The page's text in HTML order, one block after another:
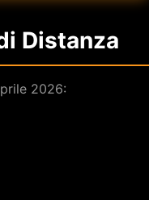
Distanza
2026: